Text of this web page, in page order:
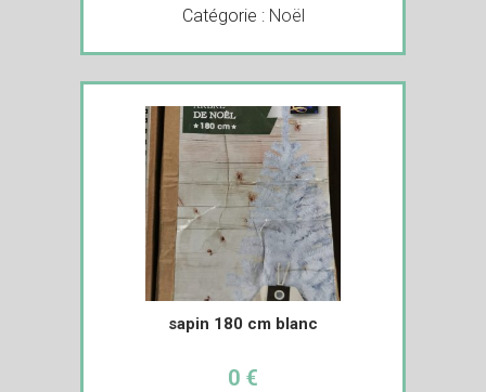
Catégorie : Noël
sapin 180 cm blanc
0 €